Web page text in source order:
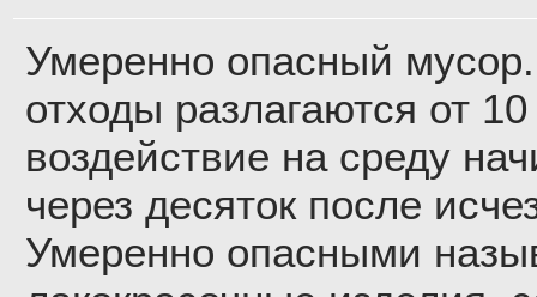
Умеренно опасный
отходы разлагаются от
воздействие на среду
через десяток после
Умеренно опасными